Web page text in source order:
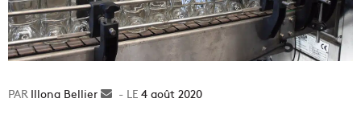
Illona Bellier
Envoyer4 août 2020